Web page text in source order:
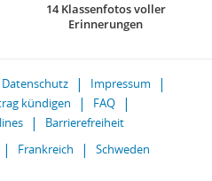
14 Klassenfotos voller
Erinnerungen
Datenschutz
Impressum
kündigen
FAQ
Barrierefreiheit
Frankreich Schweden